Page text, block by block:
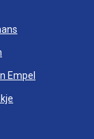
Empel